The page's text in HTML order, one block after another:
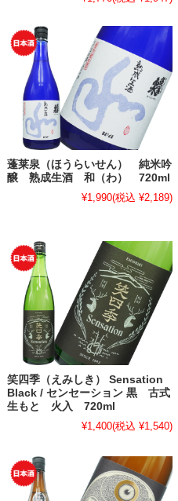
蓬莱泉（ほうらいせん） 純米吟
醸 熟成生酒 和（わ） 720ml
¥1,990(税込 ¥2,189)
笑四季（えみしき） Sensation
Black / センセーション 黒 古式
生もと 火入 720ml
¥1,400(税込 ¥1,540)